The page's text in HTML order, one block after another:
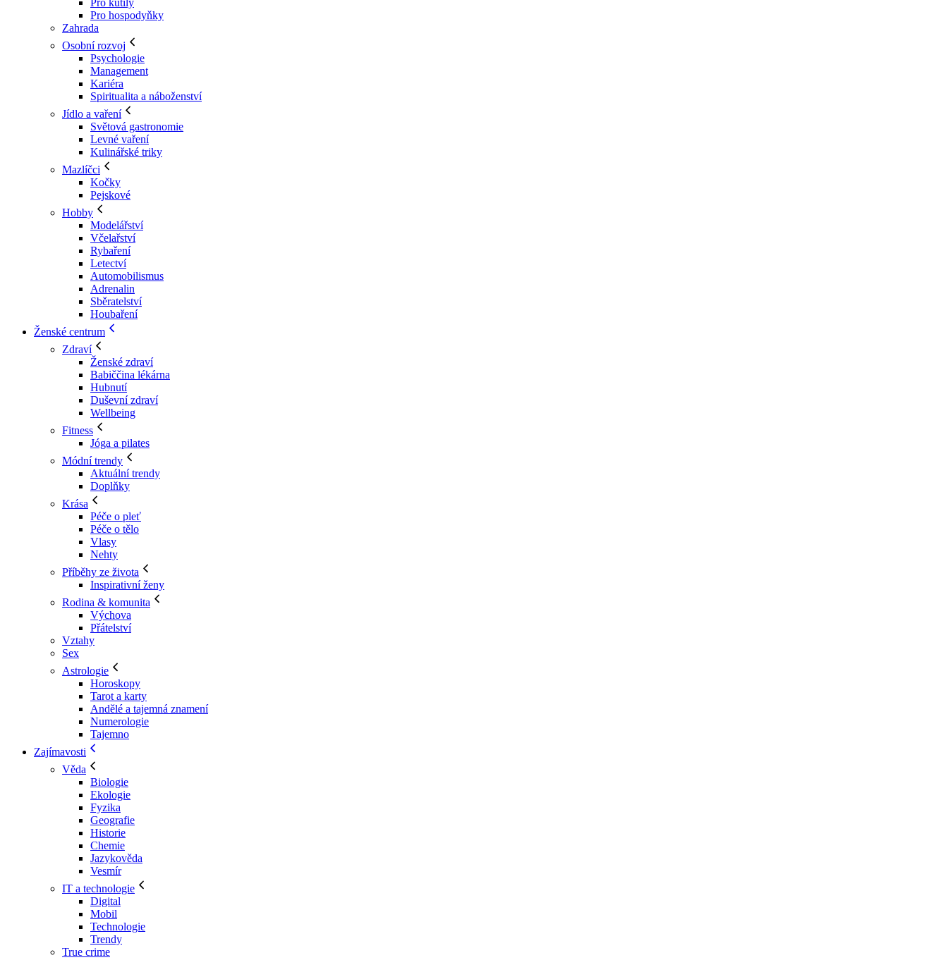
Pro kutily
Pro hospodyňky
Zahrada
Osobní rozvoj
Psychologie
Management
Kariéra
Spiritualita a náboženství
Jídlo a vaření
Světová gastronomie
Levné vaření
Kulinářské triky
Mazlíčci
Kočky
Pejskové
Hobby
Modelářství
Včelařství
Rybaření
Letectví
Automobilismus
Adrenalin
Sběratelství
Houbaření
Ženské centrum
Zdraví
Ženské zdraví
Babiččina lékárna
Hubnutí
Duševní zdraví
Wellbeing
Fitness
Jóga a pilates
Módní trendy
Aktuální trendy
Doplňky
Krása
Péče o pleť
Péče o tělo
Vlasy
Nehty
Příběhy ze života
Inspirativní ženy
Rodina & komunita
Výchova
Přátelství
Vztahy
Sex
Astrologie
Horoskopy
Tarot a karty
Andělé a tajemná znamení
Numerologie
Tajemno
Zajímavosti
Věda
Biologie
Ekologie
Fyzika
Geografie
Historie
Chemie
Jazykověda
Vesmír
IT a technologie
Digital
Mobil
Technologie
Trendy
True crime